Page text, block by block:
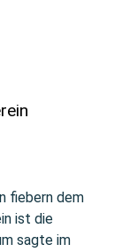
fiebern dem
ist die
sagte im